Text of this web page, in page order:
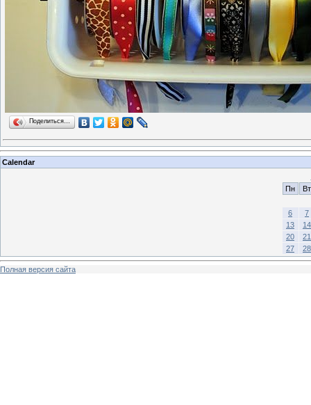
Поделиться…
Calendar
Пн
Вт
6
7
13
14
20
21
27
28
Полная версия сайта